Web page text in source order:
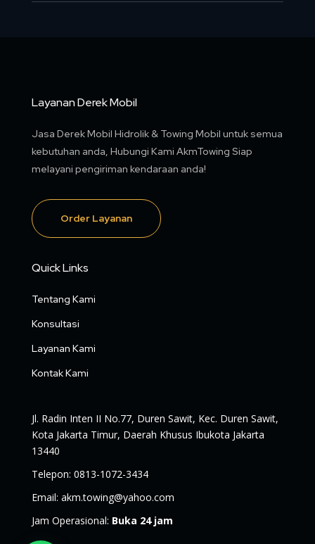
Layanan Derek Mobil
Jasa Derek Mobil Hidrolik & Towing Mobil untuk semua
kebutuhan anda, Hubungi Kami AkmTowing Siap
melayani pengiriman kendaraan anda!
Order Layanan
Quick Links
Tentang Kami
Konsultasi
Layanan Kami
Kontak Kami
Jl. Radin Inten II No.77, Duren Sawit, Kec. Duren Sawit,
Kota Jakarta Timur, Daerah Khusus Ibukota Jakarta
13440
Telepon: 0813-1072-3434
Email: akm.towing@yahoo.com
Jam Operasional: Buka 24 jam